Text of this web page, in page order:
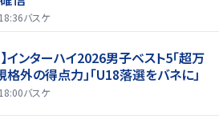
バスケ
インターハイ2026男子ベスト5「超万
格外の得点力」「U18落選をバネに」
バスケ